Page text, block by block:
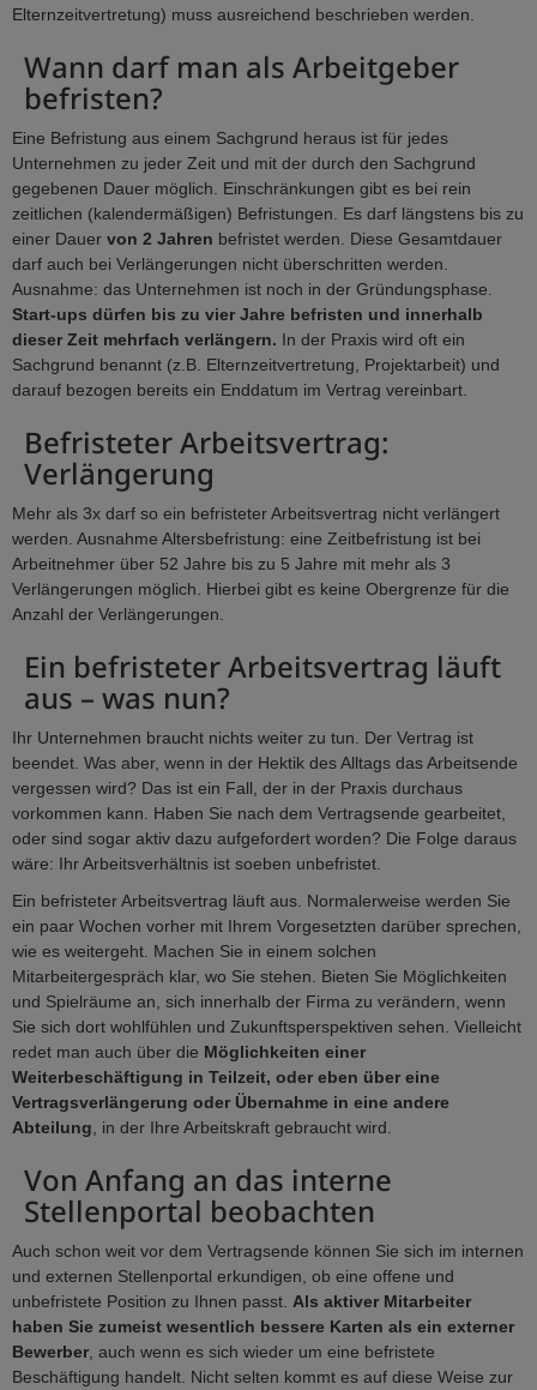
Elternzeitvertretung) muss ausreichend beschrieben werden.
Wann darf man als Arbeitgeber
befristen?
Eine Befristung aus einem Sachgrund heraus ist für jedes
Unternehmen zu jeder Zeit und mit der durch den Sachgrund
gegebenen Dauer möglich. Einschränkungen gibt es bei rein
zeitlichen (kalendermäßigen) Befristungen. Es darf längstens bis zu
einer Dauer von 2 Jahren befristet werden. Diese Gesamtdauer
darf auch bei Verlängerungen nicht überschritten werden.
Ausnahme: das Unternehmen ist noch in der Gründungsphase.
Start-ups dürfen bis zu vier Jahre befristen und innerhalb
dieser Zeit mehrfach verlängern. In der Praxis wird oft ein
Sachgrund benannt (z.B. Elternzeitvertretung, Projektarbeit) und
darauf bezogen bereits ein Enddatum im Vertrag vereinbart.
Befristeter Arbeitsvertrag:
Verlängerung
Mehr als 3x darf so ein befristeter Arbeitsvertrag nicht verlängert
werden. Ausnahme Altersbefristung: eine Zeitbefristung ist bei
Arbeitnehmer über 52 Jahre bis zu 5 Jahre mit mehr als 3
Verlängerungen möglich. Hierbei gibt es keine Obergrenze für die
Anzahl der Verlängerungen.
Ein befristeter Arbeitsvertrag läuft
aus – was nun?
Ihr Unternehmen braucht nichts weiter zu tun. Der Vertrag ist
beendet. Was aber, wenn in der Hektik des Alltags das Arbeitsende
vergessen wird? Das ist ein Fall, der in der Praxis durchaus
vorkommen kann. Haben Sie nach dem Vertragsende gearbeitet,
oder sind sogar aktiv dazu aufgefordert worden? Die Folge daraus
wäre: Ihr Arbeitsverhältnis ist soeben unbefristet.
Ein befristeter Arbeitsvertrag läuft aus. Normalerweise werden Sie
ein paar Wochen vorher mit Ihrem Vorgesetzten darüber sprechen,
wie es weitergeht. Machen Sie in einem solchen
Mitarbeitergespräch klar, wo Sie stehen. Bieten Sie Möglichkeiten
und Spielräume an, sich innerhalb der Firma zu verändern, wenn
Sie sich dort wohlfühlen und Zukunftsperspektiven sehen. Vielleicht
redet man auch über die Möglichkeiten einer
Weiterbeschäftigung in Teilzeit, oder eben über eine
Vertragsverlängerung oder Übernahme in eine andere
Abteilung , in der Ihre Arbeitskraft gebraucht wird.
Von Anfang an das interne
Stellenportal beobachten
Auch schon weit vor dem Vertragsende können Sie sich im internen
und externen Stellenportal erkundigen, ob eine offene und
unbefristete Position zu Ihnen passt. Als aktiver Mitarbeiter
haben Sie zumeist wesentlich bessere Karten als ein externer
Bewerber , auch wenn es sich wieder um eine befristete
Beschäftigung handelt. Nicht selten kommt es auf diese Weise zur